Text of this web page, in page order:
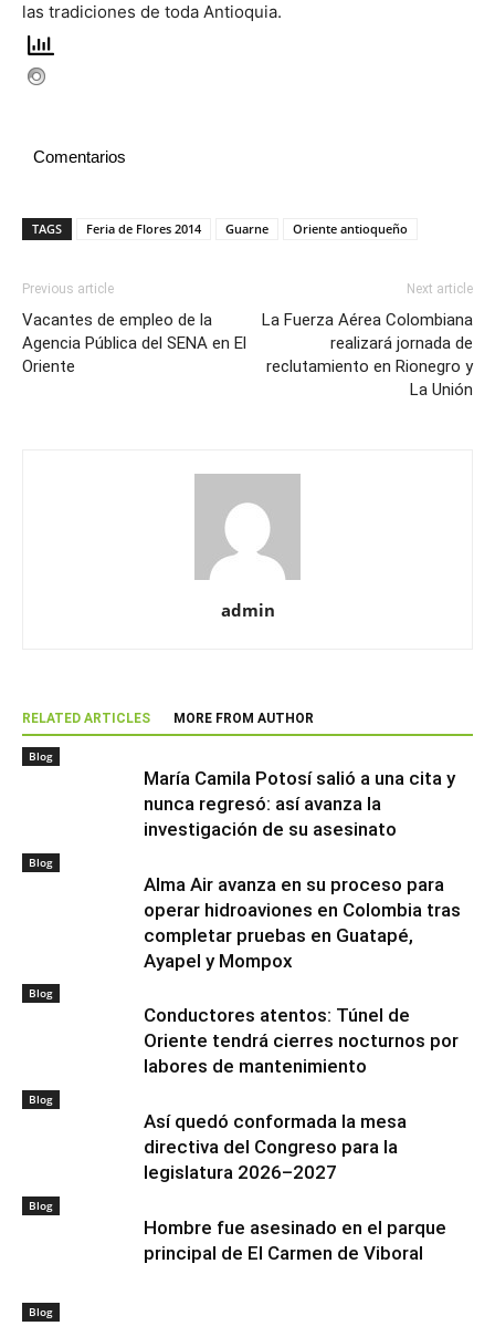
las tradiciones de toda Antioquia.
Comentarios
TAGS Feria de Flores 2014 Guarne Oriente antioqueño
Previous article
Vacantes de empleo de la
Agencia Pública del SENA en El
Oriente
Next article
La Fuerza Aérea Colombiana
realizará jornada de
reclutamiento en Rionegro y
La Unión
admin
RELATED ARTICLES MORE FROM AUTHOR
Blog
María Camila Potosí salió a una cita y
nunca regresó: así avanza la
investigación de su asesinato
Blog
Alma Air avanza en su proceso para
operar hidroaviones en Colombia tras
completar pruebas en Guatapé,
Ayapel y Mompox
Blog
Conductores atentos: Túnel de
Oriente tendrá cierres nocturnos por
labores de mantenimiento
Blog
Así quedó conformada la mesa
directiva del Congreso para la
legislatura 2026–2027
Blog
Hombre fue asesinado en el parque
principal de El Carmen de Viboral
Blog